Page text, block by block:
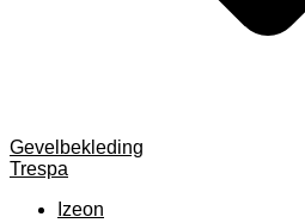
Gevelbekleding
Trespa
Izeon